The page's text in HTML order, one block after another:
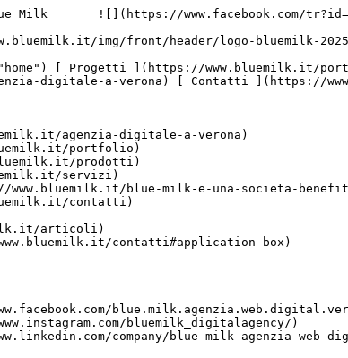
Milk       ![](https://www.facebook.com/
digitale-a-verona) [ Contatti ](https://
agenzia-digitale-a-verona)
portfolio)
prodotti)
servizi)
blue-milk-e-una-societa-
contatti)
articoli)
contatti#application-box)
bluemilk_digitalagency/)
company/blue-milk-agenzia-web-